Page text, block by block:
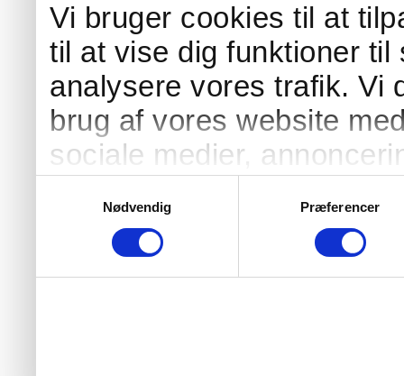
Vi bruger cookies til at
til at vise dig funktioner til
analysere vores trafik. Vi
brug af vores website
sociale medier,
oplysninger, du har givet
fra din brug af deres
Nødvendig
Præferencer